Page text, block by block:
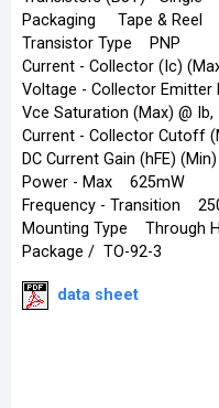
Packaging Tape & Reel
Transistor Type PNP
Current - Collector (Ic)
Voltage - Collector
Vce Saturation (Max) @
Current - Collector Cutoff
DC Current Gain (hFE)
Power - Max 625mW
Frequency - Transition
Mounting Type Through
Package / TO-92-3
data sheet